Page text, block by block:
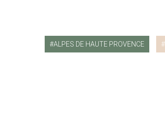
ALPES DE HAUTE PROVENCE